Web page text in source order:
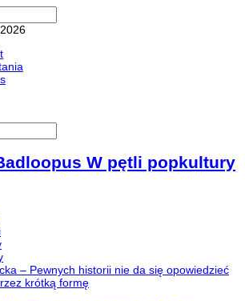
W pętli popkultury